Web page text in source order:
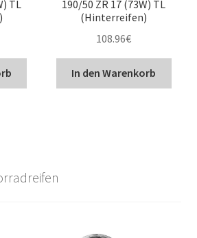
TL
190/50 ZR 17 (73W) TL
(Hinterreifen)
108.96€
In den Warenkorb